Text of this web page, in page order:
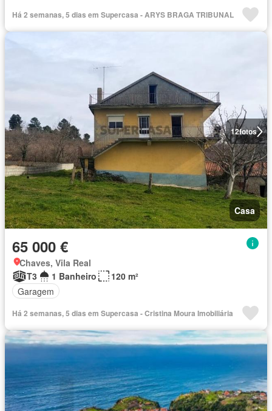
Há 2 semanas, 5 dias em Supercasa - ARYS BRAGA TRIBUNAL
12fotos
Casa
65 000 €
Chaves, Vila Real
T3
1 Banheiro
120 m²
Garagem
Há 2 semanas, 5 dias em Supercasa - Cristina Moura Imobiliária